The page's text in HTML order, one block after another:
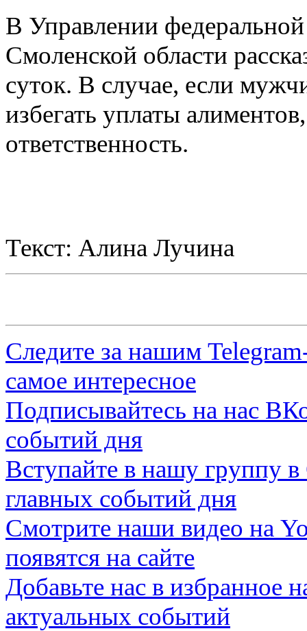
В Управлении
Смоленской области
суток. В случае, если
избегать уплаты
ответственность.
Текст: Алина Лучина
Следите за нашим
самое интересное
Подписывайтесь на нас
событий дня
Вступайте в нашу группу в
главных событий дня
Смотрите наши видео на
появятся на сайте
Добавьте нас в избранное
актуальных событий